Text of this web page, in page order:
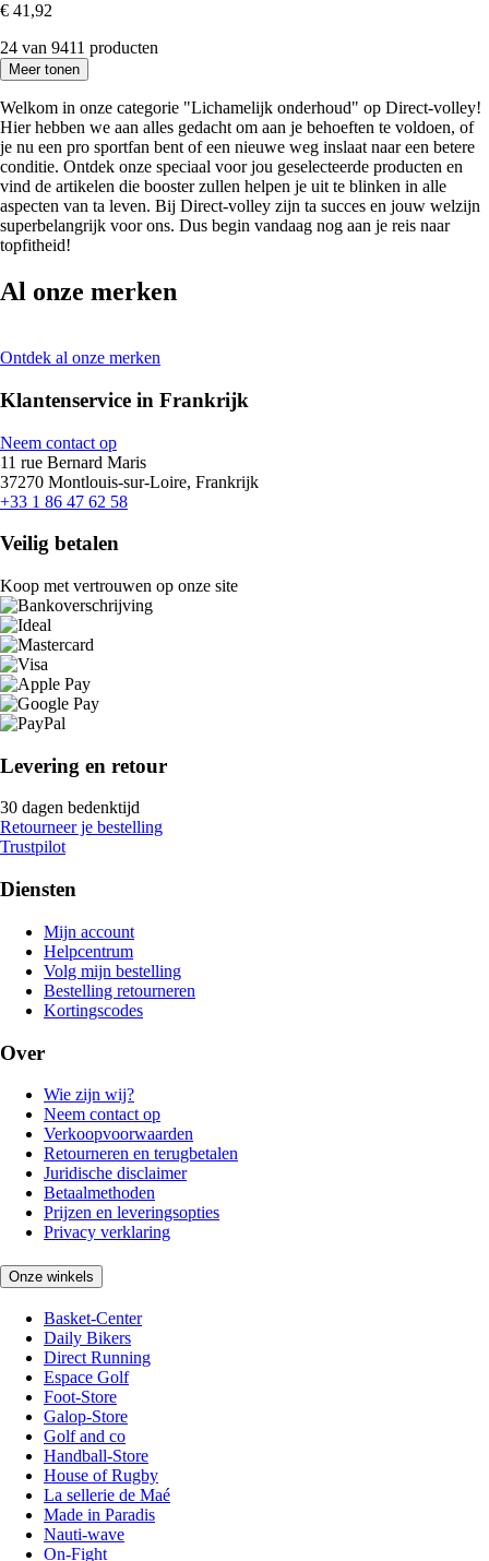
€ 41,92
24 van 9411 producten
Meer tonen
Welkom in onze categorie "Lichamelijk onderhoud" op Direct-volley!
Hier hebben we aan alles gedacht om aan je behoeften te voldoen, of
je nu een pro sportfan bent of een nieuwe weg inslaat naar een betere
conditie. Ontdek onze speciaal voor jou geselecteerde producten en
vind de artikelen die booster zullen helpen je uit te blinken in alle
aspecten van ta leven. Bij Direct-volley zijn ta succes en jouw welzijn
superbelangrijk voor ons. Dus begin vandaag nog aan je reis naar
topfitheid!
Al onze merken
Ontdek al onze merken
Klantenservice in Frankrijk
Neem contact op
11 rue Bernard Maris
37270 Montlouis-sur-Loire, Frankrijk
+33 1 86 47 62 58
Veilig betalen
Koop met vertrouwen op onze site
Levering en retour
30 dagen bedenktijd
Retourneer je bestelling
Trustpilot
Diensten
Mijn account
Helpcentrum
Volg mijn bestelling
Bestelling retourneren
Kortingscodes
Over
Wie zijn wij?
Neem contact op
Verkoopvoorwaarden
Retourneren en terugbetalen
Juridische disclaimer
Betaalmethoden
Prijzen en leveringsopties
Privacy verklaring
Onze winkels
Basket-Center
Daily Bikers
Direct Running
Espace Golf
Foot-Store
Galop-Store
Golf and co
Handball-Store
House of Rugby
La sellerie de Maé
Made in Paradis
Nauti-wave
On-Fight